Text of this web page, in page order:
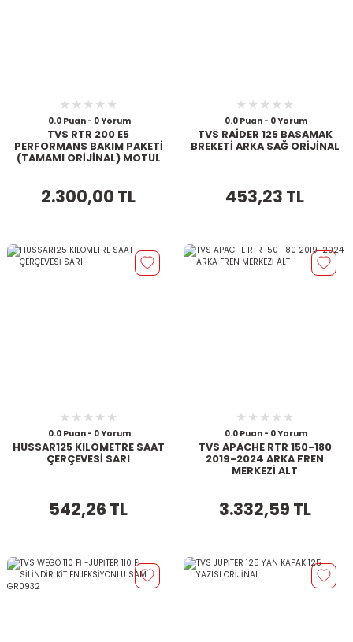
0.0 Puan - 0 Yorum
TVS RTR 200 E5
PERFORMANS BAKIM PAKETİ
(TAMAMI ORİJİNAL) MOTUL
2.300,00 TL
0.0 Puan - 0 Yorum
TVS RAİDER 125 BASAMAK
BREKETİ ARKA SAĞ ORİJİNAL
453,23 TL
0.0 Puan - 0 Yorum
HUSSAR125 KILOMETRE SAAT
ÇERÇEVESİ SARI
542,26 TL
0.0 Puan - 0 Yorum
TVS APACHE RTR 150-180
2019-2024 ARKA FREN
MERKEZİ ALT
3.332,59 TL